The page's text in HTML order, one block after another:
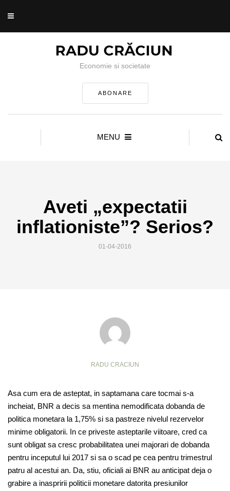
Economie si societate
ABONARE
MENU
Aveti „expectatii
inflationiste”? Serios?
01-04-2016
RADU CRACIUN
Asa cum era de asteptat, in saptamana care tocmai s-a
incheiat, BNR a decis sa mentina nemodificata dobanda de
politica monetara la 1,75% si sa pastreze nivelul rezervelor
minime obligatorii. In ce priveste asteptarile viitoare, cred ca
sunt obligat sa cresc probabilitatea unei majorari de dobanda
pentru inceputul lui 2017 si sa o scad pe cea pentru trimestrul
patru al acestui an. Da, stiu, oficiali ai BNR au anticipat deja o
grabire a inaspririi politicii monetare datorita presiunilor